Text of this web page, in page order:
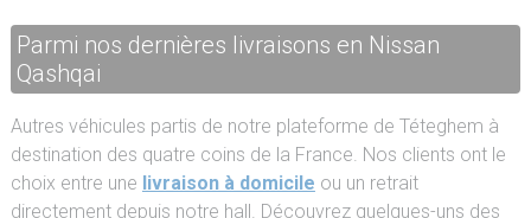
Parmi nos dernières livraisons en Nissan
Qashqai
Autres véhicules partis de notre plateforme de Téteghem à
destination des quatre coins de la France. Nos clients ont le
choix entre une livraison à domicile ou un retrait
directement depuis notre hall. Découvrez quelques-uns des